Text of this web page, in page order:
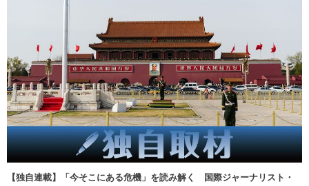
【独自連載】「今そこにある危機」を読み解く 国際ジャーナリスト・